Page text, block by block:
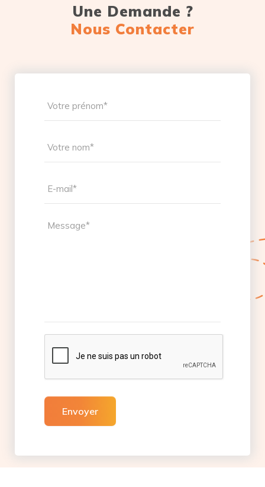
Une Demande ?
Nous Contacter
Envoyer